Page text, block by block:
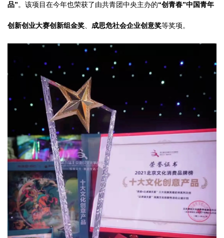
品”。该项目在今年也荣获了由共青团中央主办的“创青春”中国青年
创新创业大赛创新组金奖 成思危社会企业创意奖等奖项。